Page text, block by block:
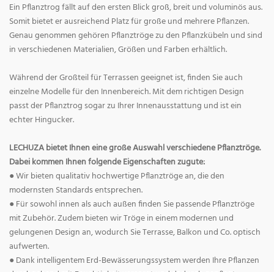
Ein Pflanztrog fällt auf den ersten Blick groß, breit und voluminös aus.
Somit bietet er ausreichend Platz für große und mehrere Pflanzen.
Genau genommen gehören Pflanztröge zu den Pflanzkübeln und sind
in verschiedenen Materialien, Größen und Farben erhältlich.
Während der Großteil für Terrassen geeignet ist, finden Sie auch
einzelne Modelle für den Innenbereich. Mit dem richtigen Design
passt der Pflanztrog sogar zu Ihrer Innenausstattung und ist ein
echter Hingucker.
LECHUZA bietet Ihnen eine große Auswahl verschiedene Pflanztröge.
Dabei kommen Ihnen folgende Eigenschaften zugute:
● Wir bieten qualitativ hochwertige Pflanztröge an, die den
modernsten Standards entsprechen.
● Für sowohl innen als auch außen finden Sie passende Pflanztröge
mit Zubehör. Zudem bieten wir Tröge in einem modernen und
gelungenen Design an, wodurch Sie Terrasse, Balkon und Co. optisch
aufwerten.
● Dank intelligentem Erd-Bewässerungssystem werden Ihre Pflanzen